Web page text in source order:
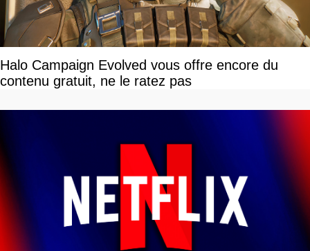
Halo Campaign Evolved vous offre encore du
contenu gratuit, ne le ratez pas